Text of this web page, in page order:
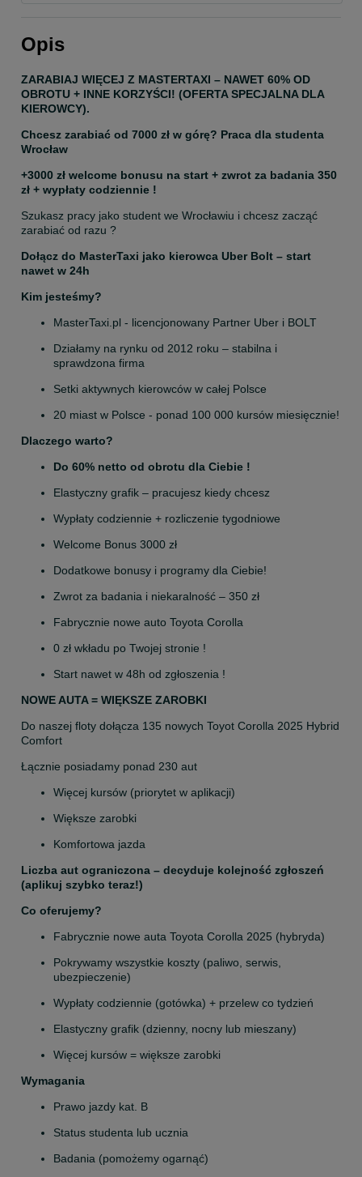
Opis
ZARABIAJ WIĘCEJ Z MASTERTAXI – NAWET 60% OD
OBROTU + INNE KORZYŚCI! (OFERTA SPECJALNA DLA
KIEROWCY).
Chcesz zarabiać od 7000 zł w górę? Praca dla studenta
Wrocław
+3000 zł welcome bonusu na start + zwrot za badania 350
zł + wypłaty codziennie !
Szukasz pracy jako student we Wrocławiu i chcesz zacząć
zarabiać od razu ?
Dołącz do MasterTaxi jako kierowca Uber Bolt – start
nawet w 24h
Kim jesteśmy?
MasterTaxi.pl - licencjonowany Partner Uber i BOLT
Działamy na rynku od 2012 roku – stabilna i
sprawdzona firma
Setki aktywnych kierowców w całej Polsce
20 miast w Polsce - ponad 100 000 kursów miesięcznie!
Dlaczego warto?
Do 60% netto od obrotu dla Ciebie !
Elastyczny grafik – pracujesz kiedy chcesz
Wypłaty codziennie + rozliczenie tygodniowe
Welcome Bonus 3000 zł
Dodatkowe bonusy i programy dla Ciebie!
Zwrot za badania i niekaralność – 350 zł
Fabrycznie nowe auto Toyota Corolla
0 zł wkładu po Twojej stronie !
Start nawet w 48h od zgłoszenia !
NOWE AUTA = WIĘKSZE ZAROBKI
Do naszej floty dołącza 135 nowych Toyot Corolla 2025 Hybrid
Comfort
Łącznie posiadamy ponad 230 aut
Więcej kursów (priorytet w aplikacji)
Większe zarobki
Komfortowa jazda
Liczba aut ograniczona – decyduje kolejność zgłoszeń
(aplikuj szybko teraz!)
Co oferujemy?
Fabrycznie nowe auta Toyota Corolla 2025 (hybryda)
Pokrywamy wszystkie koszty (paliwo, serwis,
ubezpieczenie)
Wypłaty codziennie (gotówka) + przelew co tydzień
Elastyczny grafik (dzienny, nocny lub mieszany)
Więcej kursów = większe zarobki
Wymagania
Prawo jazdy kat. B
Status studenta lub ucznia
Badania (pomożemy ogarnąć)